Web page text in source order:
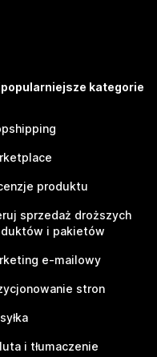
kategorie
produktu
sprzedaż droższych
i pakietów
e-mailowy
stron
i tłumaczenie